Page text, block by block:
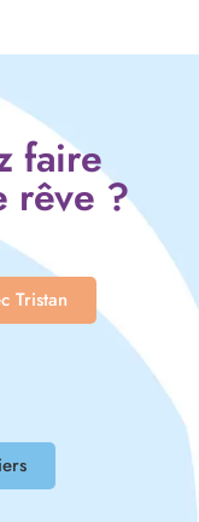
faire
rêve ?
Tristan